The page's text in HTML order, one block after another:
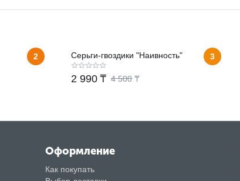
2 Серьги-гвоздики "Наивность"
4 500 ₸
2 990 ₸
3
Оформление
Как покупать